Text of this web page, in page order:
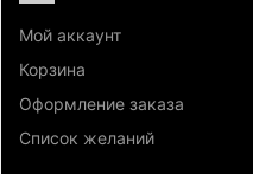
Мой аккаунт
Корзина
Оформление заказа
Список желаний